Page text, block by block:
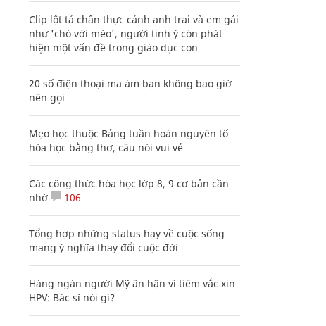
Clip lột tả chân thực cảnh anh trai và em gái
như 'chó với mèo', người tinh ý còn phát
hiện một vấn đề trong giáo dục con
20 số điện thoại ma ám bạn không bao giờ
nên gọi
Mẹo học thuộc Bảng tuần hoàn nguyên tố
hóa học bằng thơ, câu nói vui vẻ
Các công thức hóa học lớp 8, 9 cơ bản cần
nhớ
106
Tổng hợp những status hay về cuộc sống
mang ý nghĩa thay đổi cuộc đời
Hàng ngàn người Mỹ ân hận vì tiêm vắc xin
HPV: Bác sĩ nói gì?